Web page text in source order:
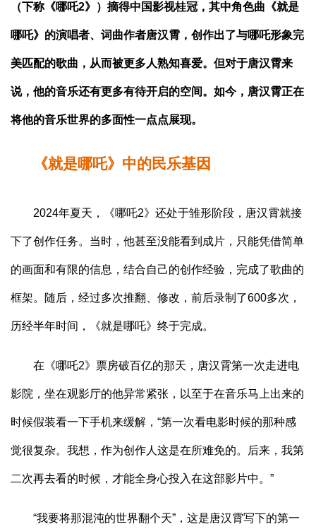
（下称《哪吒2》）摘得中国影视桂冠，其中角色曲《就是
哪吒》的演唱者、词曲作者唐汉霄，创作出了与哪吒形象完
美匹配的歌曲，从而被更多人熟知喜爱。但对于唐汉霄来
说，他的音乐还有更多有待开启的空间。如今，唐汉霄正在
将他的音乐世界的多面性一点点展现。
《就是哪吒》中的民乐基因
2024年夏天，《哪吒2》还处于雏形阶段，唐汉霄就接
下了创作任务。当时，他甚至没能看到成片，只能凭借简单
的画面和有限的信息，结合自己的创作经验，完成了歌曲的
框架。随后，经过多次推翻、修改，前后录制了600多次，
历经半年时间，《就是哪吒》终于完成。
在《哪吒2》票房破百亿的那天，唐汉霄第一次走进电
影院，坐在观影厅的他异常紧张，以至于在音乐马上出来的
时候假装看一下手机来缓解，“第一次看电影时候的那种感
觉很复杂。我想，作为创作人这是在所难免的。后来，我第
二次再去看的时候，才能全身心投入在这部影片中。”
“我要将那混沌的世界翻个天”，这是唐汉霄写下的第一